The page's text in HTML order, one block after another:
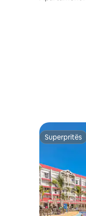
Superpritës
Superpritës